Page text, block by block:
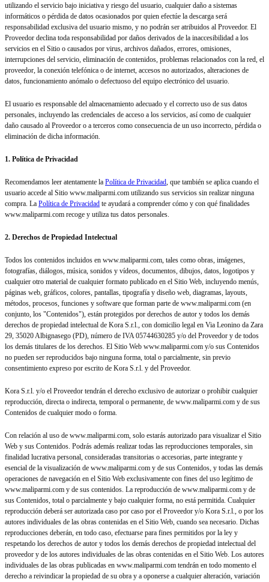
utilizando el servicio bajo iniciativa y riesgo del usuario, cualquier daño a sistemas
informáticos o pérdida de datos ocasionados por quien efectúe la descarga será
responsabilidad exclusiva del usuario mismo, y no podrán ser atribuidos al Proveedor. El
Proveedor declina toda responsabilidad por daños derivados de la inaccesibilidad a los
servicios en el Sitio o causados por virus, archivos dañados, errores, omisiones,
interrupciones del servicio, eliminación de contenidos, problemas relacionados con la red, el
proveedor, la conexión telefónica o de internet, accesos no autorizados, alteraciones de
datos, funcionamiento anómalo o defectuoso del equipo electrónico del usuario.
El usuario es responsable del almacenamiento adecuado y el correcto uso de sus datos
personales, incluyendo las credenciales de acceso a los servicios, así como de cualquier
daño causado al Proveedor o a terceros como consecuencia de un uso incorrecto, pérdida o
eliminación de dicha información.
1. Política de Privacidad
Recomendamos leer atentamente la Política de Privacidad, que también se aplica cuando el
usuario accede al Sitio www.maliparmi.com utilizando sus servicios sin realizar ninguna
compra. La Política de Privacidad te ayudará a comprender cómo y con qué finalidades
www.maliparmi.com recoge y utiliza tus datos personales.
2. Derechos de Propiedad Intelectual
Todos los contenidos incluidos en www.maliparmi.com, tales como obras, imágenes,
fotografías, diálogos, música, sonidos y vídeos, documentos, dibujos, datos, logotipos y
cualquier otro material de cualquier formato publicado en el Sitio Web, incluyendo menús,
páginas web, gráficos, colores, pantallas, tipografía y diseño web, diagramas, layouts,
métodos, procesos, funciones y software que forman parte de www.maliparmi.com (en
conjunto, los "Contenidos"), están protegidos por derechos de autor y todos los demás
derechos de propiedad intelectual de Kora S.r.l., con domicilio legal en Via Leonino da Zara
29, 35020 Albignasego (PD), número de IVA 05744630285 y/o del Proveedor y de todos
los demás titulares de los derechos. El Sitio Web www.maliparmi.com y/o sus Contenidos
no pueden ser reproducidos bajo ninguna forma, total o parcialmente, sin previo
consentimiento expreso por escrito de Kora S.r.l. y del Proveedor.
Kora S.r.l. y/o el Proveedor tendrán el derecho exclusivo de autorizar o prohibir cualquier
reproducción, directa o indirecta, temporal o permanente, de www.maliparmi.com y de sus
Contenidos de cualquier modo o forma.
Con relación al uso de www.maliparmi.com, solo estarás autorizado para visualizar el Sitio
Web y sus Contenidos. Podrás además realizar todas las reproducciones temporales, sin
finalidad lucrativa personal, consideradas transitorias o accesorias, parte integrante y
esencial de la visualización de www.maliparmi.com y de sus Contenidos, y todas las demás
operaciones de navegación en el Sitio Web exclusivamente con fines del uso legítimo de
www.maliparmi.com y de sus contenidos. La reproducción de www.maliparmi.com y de
sus Contenidos, total o parcialmente y bajo cualquier forma, no está permitida. Cualquier
reproducción deberá ser autorizada caso por caso por el Proveedor y/o Kora S.r.l., o por los
autores individuales de las obras contenidas en el Sitio Web, cuando sea necesario. Dichas
reproducciones deberán, en todo caso, efectuarse para fines permitidos por la ley y
respetando los derechos de autor y todos los demás derechos de propiedad intelectual del
proveedor y de los autores individuales de las obras contenidas en el Sitio Web. Los autores
individuales de las obras publicadas en www.maliparmi.com tendrán en todo momento el
derecho a reivindicar la propiedad de su obra y a oponerse a cualquier alteración, variación